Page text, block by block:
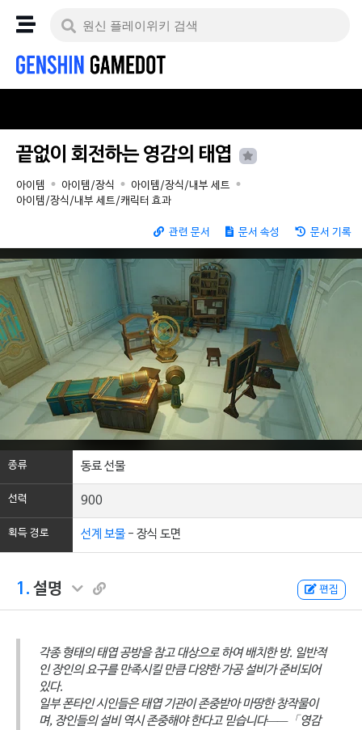
끝없이 회전하는 영감의 태엽
아이템 아이템/장식
아이템/장식/내부 세트
아이템/장식/내부 세트/캐릭터 효과
관련 문서 문서 속성 문서 기록
종류 동료 선물
선력 900
획득 경로 선계 보물- 장식 도면
1. 설명 편집
각종 형태의 태엽 공방을 참고 대상으로 하여 배치한 방. 일반적
인 장인의 요구를 만족시킬 만큼 다양한 가공 설비가 준비되어
있다.
일부 폰타인 시인들은 태엽 기관이 존중받아 마땅한 창작물이
며, 장인들의 설비 역시 존중해야 한다고 믿습니다——「영감